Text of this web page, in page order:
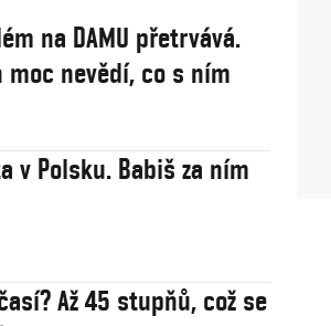
na DAMU přetrvává.
nevědí, co s ním
v Polsku. Babiš za ním
Až 45 stupňů, což se